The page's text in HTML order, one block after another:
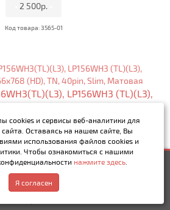
2 500р.
Код товара: 3565-01
LP156WH3 (TL)(L3),
Матовая
Купить
•2 500р.
500р.
Купить
Обратный звонок
Написать в MAX
cookies и сервисы веб-аналитики для
Оставаясь на нашем сайте, Вы
использования файлов cookies и
Чтобы ознакомиться с нашими
нажмите здесь
Я согласен